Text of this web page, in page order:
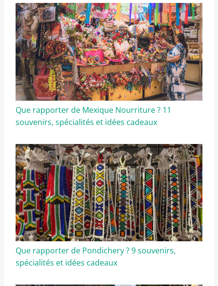
Que rapporter de Mexique Nourriture ? 11
souvenirs, spécialités et idées cadeaux
Que rapporter de Pondichery ? 9 souvenirs,
spécialités et idées cadeaux